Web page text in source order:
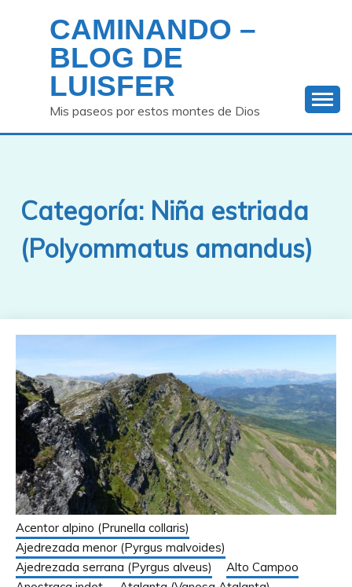
contenido
CAMINANDO –
BLOG DE
LUISFER
Mis paseos por estos montes de Dios
Categoría: Niña estriada
(Polyommatus amandus)
Acentor alpino (Prunella collaris)
Ajedrezada menor (Pyrgus malvoides)
Ajedrezada serrana (Pyrgus alveus)
Alto Campoo